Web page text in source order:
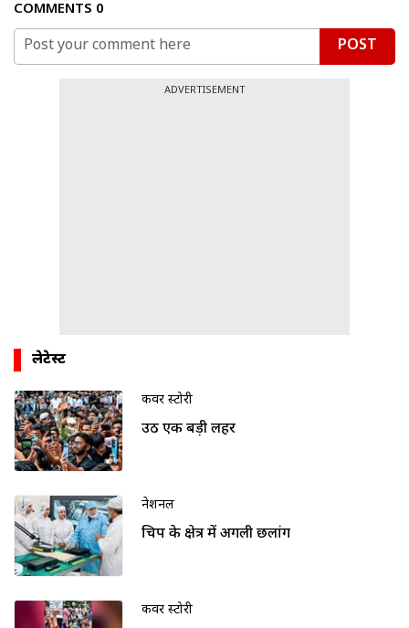
COMMENTS 0
POST
ADVERTISEMENT
लेटेस्ट
कवर स्टोरी
उठी एक बड़ी लहर
नेशनल
चिप के क्षेत्र में अगली छलांग
कवर स्टोरी